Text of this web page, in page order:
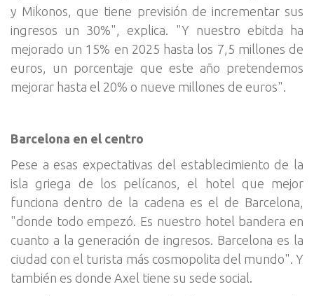
y Mikonos, que tiene previsión de incrementar sus
ingresos un 30%", explica. "Y nuestro ebitda ha
mejorado un 15% en 2025 hasta los 7,5 millones de
euros, un porcentaje que este año pretendemos
mejorar hasta el 20% o nueve millones de euros".
Barcelona en el centro
Pese a esas expectativas del establecimiento de la
isla griega de los pelícanos, el hotel que mejor
funciona dentro de la cadena es el de Barcelona,
"donde todo empezó. Es nuestro hotel bandera en
cuanto a la generación de ingresos. Barcelona es la
ciudad con el turista más cosmopolita del mundo". Y
también es donde Axel tiene su sede social.